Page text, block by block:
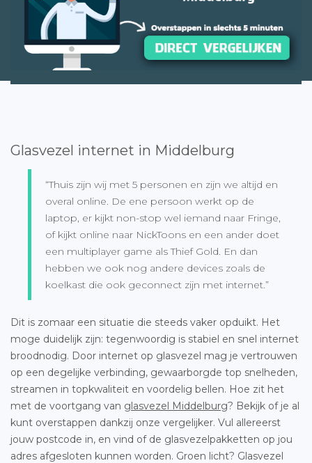
Glasvezel internet in Middelburg
“Thuis zijn wij met 5 personen en zijn we altijd en
overal online. De ene persoon werkt op de
laptop, er kijkt non-stop wel iemand naar Fringe,
of kijkt online naar NickToons en een ander doet
een multiplayer game als Thief Gold. En dan
hebben we ook nog andere devices zoals de
koelkast die ook geconnect zijn met internet.”
Dit is zomaar een situatie die steeds vaker opduikt. Het
moge duidelijk zijn: tegenwoordig is stabiel en snel internet
broodnodig. Door internet op glasvezel mag je vertrouwen
op een degelijke verbinding, gewaarborgde top snelheden,
streamen in topkwaliteit en voordelig bellen. Hoe zit het
met de voortgang van glasvezel Middelburg? Bekijk of je al
kunt overstappen dankzij onze vergelijker. Vul allereerst
jouw postcode in, en vind of de glasvezelpakketten op jou
adres afgesloten kunnen worden. Groen licht? Glasvezel